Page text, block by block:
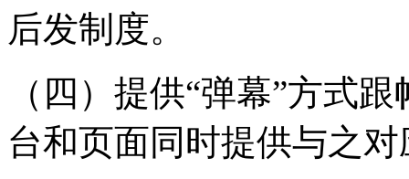
后发制度。
（四）提供“弹幕”方式
台和页面同时提供与之